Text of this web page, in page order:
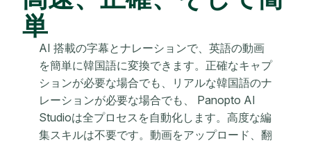
単
AI 搭載の字幕とナレーションで、英語の動画
を簡単に韓国語に変換できます。正確なキャプ
ションが必要な場合でも、リアルな韓国語のナ
レーションが必要な場合でも、 Panopto AI
Studioは全プロセスを自動化します。高度な編
集スキルは不要です。動画をアップロード、翻